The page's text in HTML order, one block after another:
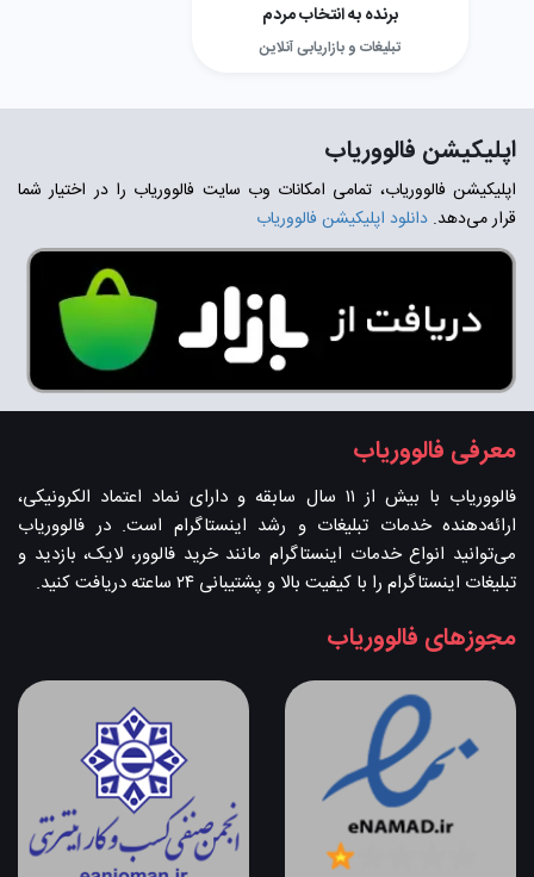
برنده به انتخاب مردم
تبلیغات و بازاریابی آنلاین
اپلیکیشن فالووریاب
اپلیکیشن فالووریاب، تمامی امکانات وب سایت فالووریاب را در اختیار شما
قرار می‌دهد. دانلود اپلیکیشن فالووریاب
معرفی فالووریاب
فالووریاب با بیش از ۱۱ سال سابقه و دارای نماد اعتماد الکرونیکی،
ارائه‌دهنده خدمات تبلیغات و رشد اینستاگرام است. در فالووریاب
می‌توانید انواع خدمات اینستاگرام مانند خرید فالوور، لایک، بازدید و
تبلیغات اینستاگرام را با کیفیت بالا و پشتیبانی ۲۴ ساعته دریافت کنید.
مجوزهای فالووریاب